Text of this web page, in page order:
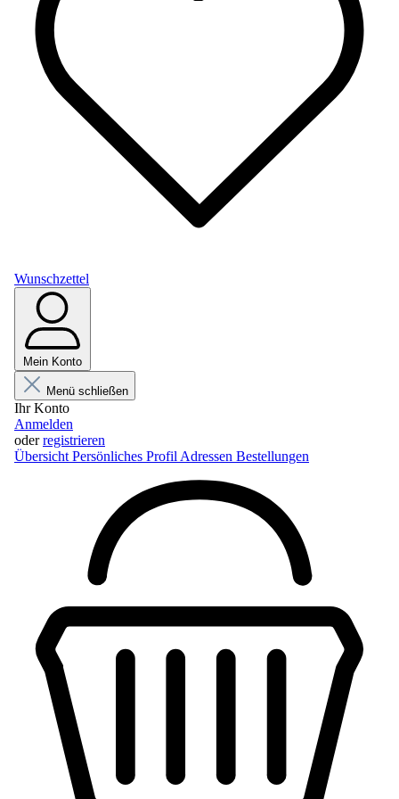
Wunschzettel
Mein Konto
Menü schließen
Ihr Konto
Anmelden
oderregistrieren
Übersicht Persönliches Profil Adressen Bestellungen